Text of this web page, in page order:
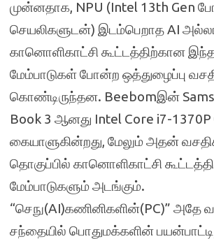
முன்னதாக, NPU (Intel 13th Gen
செயலிகளுடன்) இடம்பெறாத AI
கானொளிகாட்சி கூட்டத்திற்கான
மேம்பாடுகள் போன்ற ஒத்துழைப்பு
கொண்டிருந்தன. Beebomஇன்
Book 3 ஆனது Intel Core i7-1370P
கையாளுகின்றது, மேலும் அதன்
தொகுப்பில் கானொளிகாட்சி
மேம்பாடுகளும் அடங்கும்.
“செநு(AI)கணினிகளின்(PC)” அதே
சந்தையில் பொதுமக்களின்